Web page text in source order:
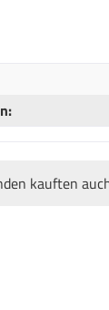
kauften